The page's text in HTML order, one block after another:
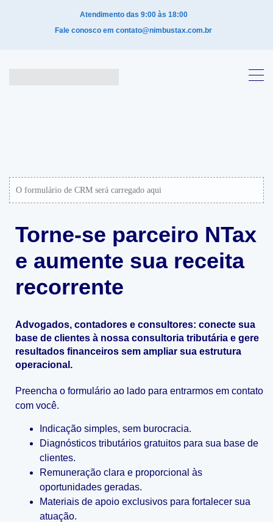
Atendimento das 9:00 às 18:00
Fale conosco em contato@nimbustax.com.br
O formulário de CRM será carregado aqui
Torne-se parceiro NTax
e aumente sua receita
recorrente
Advogados, contadores e consultores: conecte sua
base de clientes à nossa consultoria tributária e gere
resultados financeiros sem ampliar sua estrutura
operacional.
Preencha o formulário ao lado para entrarmos em contato
com você.
Indicação simples, sem burocracia.
Diagnósticos tributários gratuitos para sua base de
clientes.
Remuneração clara e proporcional às
oportunidades geradas.
Materiais de apoio exclusivos para fortalecer sua
atuação.